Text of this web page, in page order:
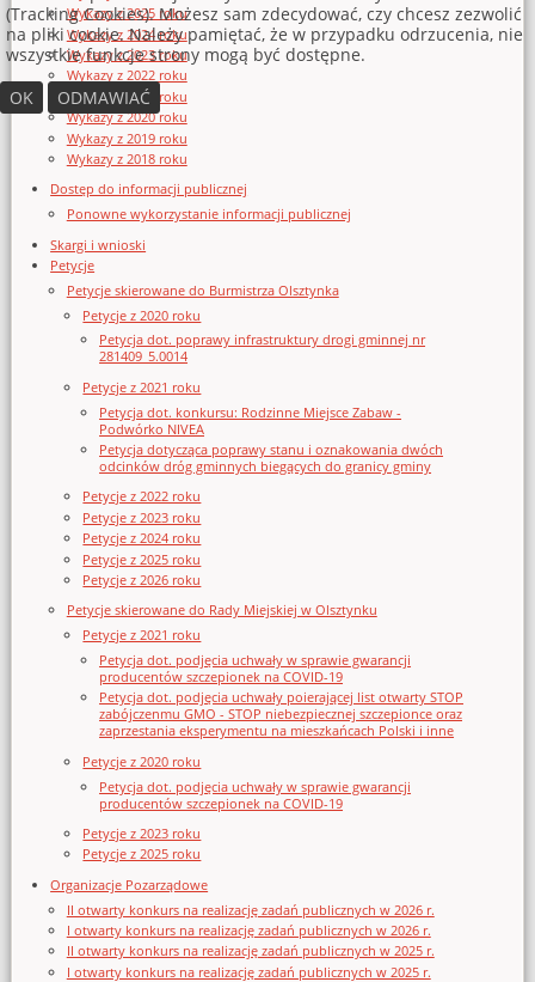
Wykazy z 2025 roku
Wykazy z 2024 roku
Wykazy z 2023 roku
Wykazy z 2022 roku
Wykazy z 2021 roku
Wykazy z 2020 roku
Wykazy z 2019 roku
Wykazy z 2018 roku
Dostęp do informacji publicznej
Ponowne wykorzystanie informacji publicznej
Skargi i wnioski
Petycje
Petycje skierowane do Burmistrza Olsztynka
Petycje z 2020 roku
Petycja dot. poprawy infrastruktury drogi gminnej nr
281409_5.0014
Petycje z 2021 roku
Petycja dot. konkursu: Rodzinne Miejsce Zabaw -
Podwórko NIVEA
Petycja dotycząca poprawy stanu i oznakowania dwóch
odcinków dróg gminnych biegących do granicy gminy
Petycje z 2022 roku
Petycje z 2023 roku
Petycje z 2024 roku
Petycje z 2025 roku
Petycje z 2026 roku
Petycje skierowane do Rady Miejskiej w Olsztynku
Petycje z 2021 roku
Petycja dot. podjęcia uchwały w sprawie gwarancji
producentów szczepionek na COVID-19
Petycja dot. podjęcia uchwały poierającej list otwarty STOP
zabójczenmu GMO - STOP niebezpiecznej szczepionce oraz
zaprzestania eksperymentu na mieszkańcach Polski i inne
Petycje z 2020 roku
Petycja dot. podjęcia uchwały w sprawie gwarancji
producentów szczepionek na COVID-19
Petycje z 2023 roku
Petycje z 2025 roku
Organizacje Pozarządowe
II otwarty konkurs na realizację zadań publicznych w 2026 r.
I otwarty konkurs na realizację zadań publicznych w 2026 r.
II otwarty konkurs na realizację zadań publicznych w 2025 r.
I otwarty konkurs na realizację zadań publicznych w 2025 r.
(Tracking Cookies). Możesz sam zdecydować, czy chcesz zezwolić
na pliki cookie. Należy pamiętać, że w przypadku odrzucenia, nie
wszystkie funkcje strony mogą być dostępne.
OK
ODMAWIAĆ